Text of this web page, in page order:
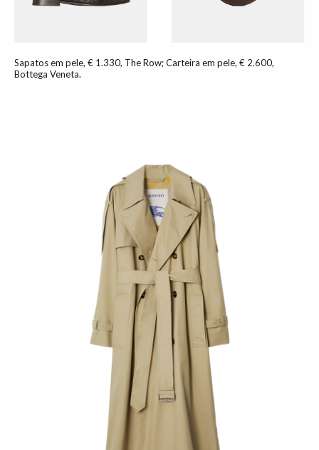
Sapatos em pele, € 1.330, The Row; Carteira em pele, € 2.600,
Bottega Veneta.